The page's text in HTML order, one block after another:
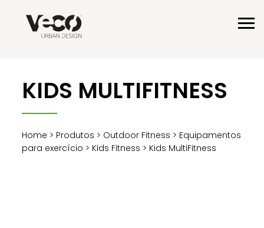
KIDS MULTIFITNESS
Home > Produtos > Outdoor Fitness > Equipamentos
para exercício > Kids Fitness > Kids MultiFitness